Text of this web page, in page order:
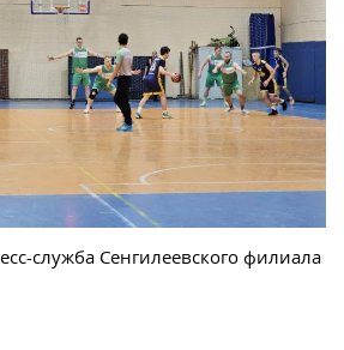
служба Сенгилеевского филиала